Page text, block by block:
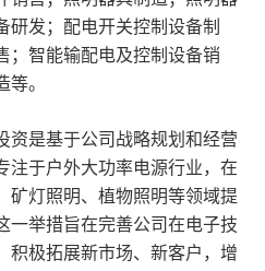
研发；配电开关控制设备制
；智能输配电及控制设备销
。
资是基于公司战略规划和经营
注于户外大功率电源行业，在
矿灯照明、植物照明等领域提
一举措旨在完善公司在电子技
积极拓展新市场、新客户，增